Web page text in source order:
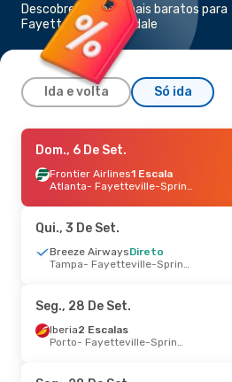
Descobre os voos mais baratos para
Fayetteville-Springdale
Ida e volta Só ida
Dom., 6 De Set.
Breeze AirwaysDireto
Nova Orleães
Fayetteville-Springdale- Nova Orleães
Dom., 6 De Set.
Frontier Airlines1 Escala
Atlanta
- Fayetteville-Springdale
Qui., 3 De Set.
Breeze AirwaysDireto
Tampa
- Fayetteville-Springdale
Seg., 28 De Set.
Iberia2 Escalas
Porto
- Fayetteville-Springdale